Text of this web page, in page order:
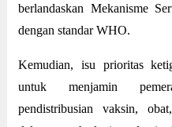
berlandaskan Mekanisme
dengan standar WHO.
Kemudian, isu prioritas
untuk menjamin
pendistribusian vaksin,